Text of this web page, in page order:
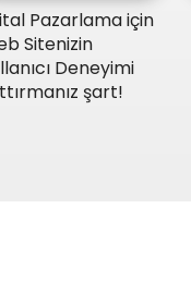
Pazarlama için
Sitenizin
Deneyimi
şart!